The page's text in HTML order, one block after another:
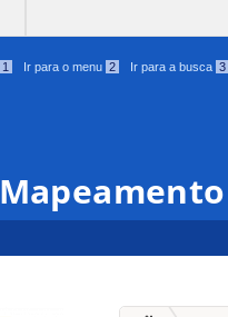
1 Ir para o menu 2 Ir para a busca 3
Mapeamento